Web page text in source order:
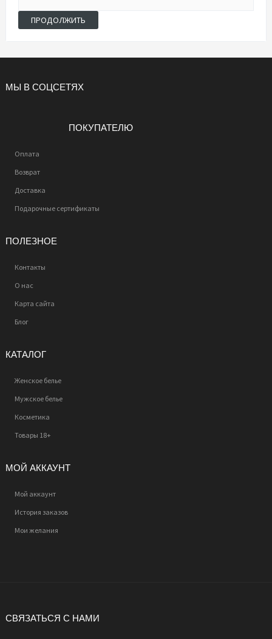
ПРОДОЛЖИТЬ
МЫ В СОЦСЕТЯХ
ПОКУПАТЕЛЮ
Оплата
Возврат
Доставка
Подарочные сертификаты
ПОЛЕЗНОЕ
Контакты
О нас
Карта сайта
Блог
КАТАЛОГ
Женское белье
Мужское белье
Косметика
Товары 18+
МОЙ АККАУНТ
Мой аккаунт
История заказов
Мои желания
СВЯЗАТЬСЯ С НАМИ